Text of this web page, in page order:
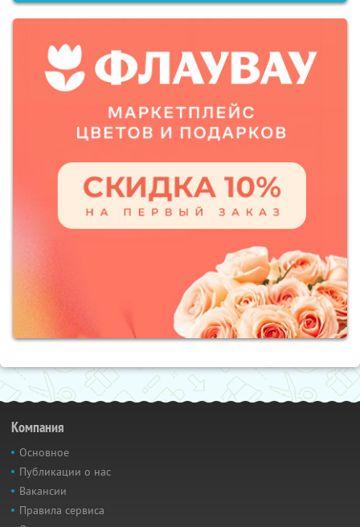
Компания
Основное
Публикации о нас
Вакансии
Правила сервиса